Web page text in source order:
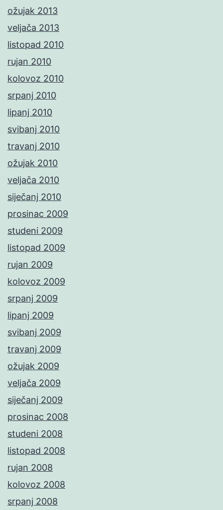
ožujak 2013
veljača 2013
listopad 2010
rujan 2010
kolovoz 2010
srpanj 2010
lipanj 2010
svibanj 2010
travanj 2010
ožujak 2010
veljača 2010
siječanj 2010
prosinac 2009
studeni 2009
listopad 2009
rujan 2009
kolovoz 2009
srpanj 2009
lipanj 2009
svibanj 2009
travanj 2009
ožujak 2009
veljača 2009
siječanj 2009
prosinac 2008
studeni 2008
listopad 2008
rujan 2008
kolovoz 2008
srpanj 2008